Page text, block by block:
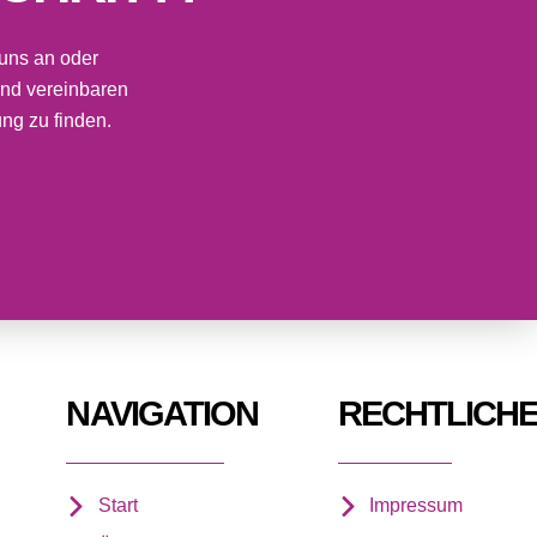
an oder
vereinbaren
zu finden.
NAVIGATION
Start
Impressum